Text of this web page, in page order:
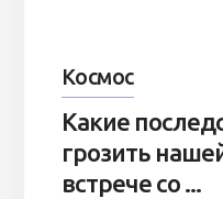
Космос
Какие
грозить
встрече со ...